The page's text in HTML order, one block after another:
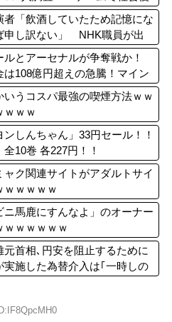
者「飲酒していたため記憶にな
申し訳ない」 NHK職員が出
ルとアーセナルが争奪戦か！
108億円超えの急騰！マイン
撃オファーの可能性
うコスパ最強の喫煙方法ｗｗ
ｗｗｗ
ンしんちゃん」33円セール！！
全10巻 各227円！！
ャク関連サイトがアダルトサイ
ｗｗｗｗｗ
ニ馬鹿にすんなよ」のオーナー
ｗｗｗｗｗｗ
元首相､円安を阻止するために
実施した為替介入は｢一時しの